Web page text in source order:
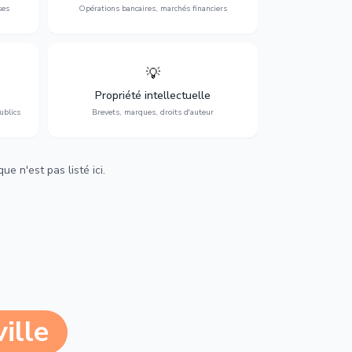
Opérations bancaires, marchés financiers
💡
Propriété intellectuelle
Brevets, marques, droits d'auteur
Protection de vos créations : brevets,
marques, droits d'auteur et lutte contre la
contrefaçon.
n'est pas listé ici.